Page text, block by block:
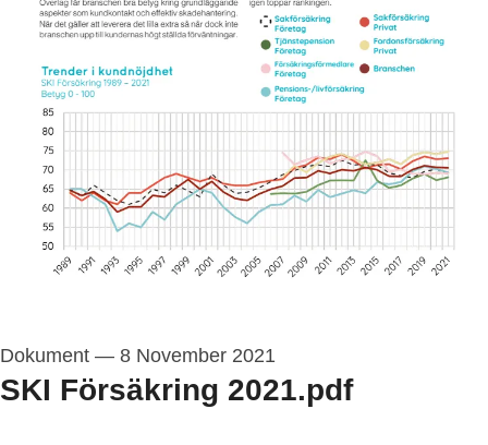
Dokument — 8 November 2021
SKI Försäkring 2021.pdf